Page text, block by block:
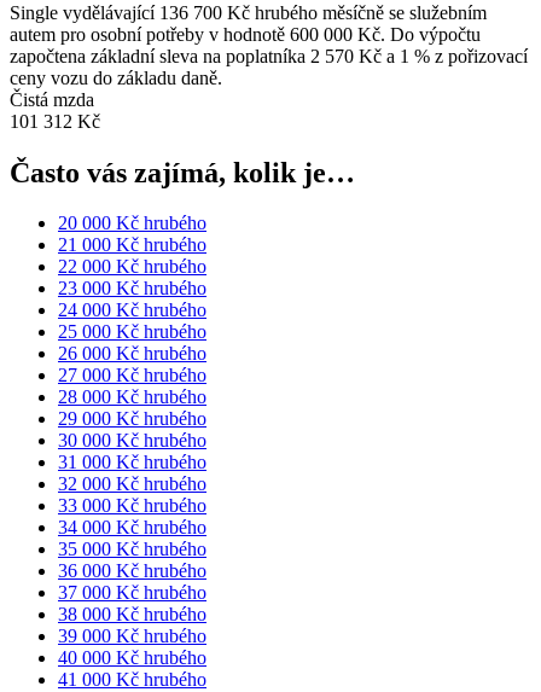
Single vydělávající 136 700 Kč hrubého měsíčně se služebním
autem pro osobní potřeby v hodnotě 600 000 Kč. Do výpočtu
započtena základní sleva na poplatníka 2 570 Kč a 1 % z pořizovací
ceny vozu do základu daně.
Čistá mzda
101 312 Kč
Často vás zajímá, kolik je…
20 000 Kč hrubého
21 000 Kč hrubého
22 000 Kč hrubého
23 000 Kč hrubého
24 000 Kč hrubého
25 000 Kč hrubého
26 000 Kč hrubého
27 000 Kč hrubého
28 000 Kč hrubého
29 000 Kč hrubého
30 000 Kč hrubého
31 000 Kč hrubého
32 000 Kč hrubého
33 000 Kč hrubého
34 000 Kč hrubého
35 000 Kč hrubého
36 000 Kč hrubého
37 000 Kč hrubého
38 000 Kč hrubého
39 000 Kč hrubého
40 000 Kč hrubého
41 000 Kč hrubého